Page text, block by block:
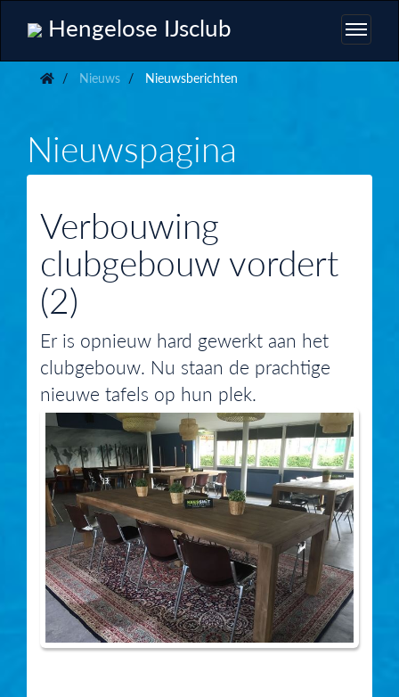
Hengelose IJsclub
Nieuws Nieuwsberichten
Nieuwspagina
Verbouwing
clubgebouw vordert
(2)
Er is opnieuw hard gewerkt aan het
clubgebouw. Nu staan de prachtige
nieuwe tafels op hun plek.